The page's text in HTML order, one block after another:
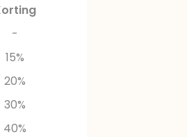
-
15%
20%
30%
40%